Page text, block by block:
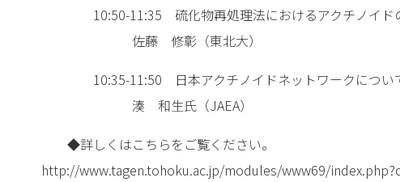
10:50-11:35 硫化物再処理法におけるアクチノイド
佐藤 修彰（東北大）
10:35-11:50 日本アクチノイドネットワークについ
湊 和生氏（JAEA）
◆詳しくはこちらをご覧ください。
http://www.tagen.tohoku.ac.jp/modules/www69/